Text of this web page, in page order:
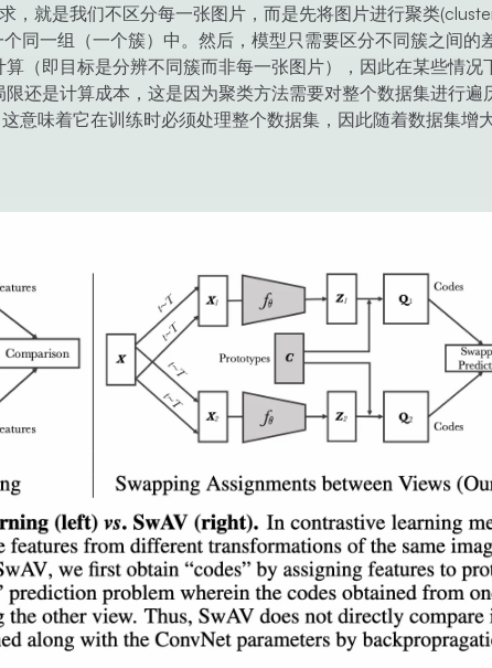
，就是我们不区分每一张图片，而是先将图片进行聚类
同一组（一个簇）中。然后，模型只需要区分不同簇之间的
（即目标是分辨不同簇而非每一张图片），因此在某些情况
还是计算成本，这是因为聚类方法需要对整个数据集进行遍
意味着它在训练时必须处理整个数据集，因此随着数据集增